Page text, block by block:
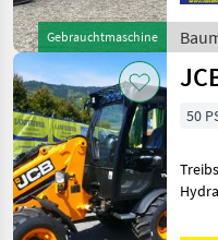
Gebrauchtmaschine
/ JCB
50